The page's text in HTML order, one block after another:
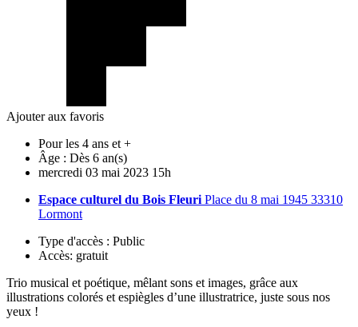
Ajouter aux favoris
Pour les 4 ans et +
Âge : Dès 6 an(s)
mercredi 03 mai 2023 15h
Espace culturel du Bois Fleuri Place du 8 mai 1945 33310
Lormont
Type d'accès : Public
Accès: gratuit
Trio musical et poétique, mêlant sons et images, grâce aux
illustrations colorés et espiègles d’une illustratrice, juste sous nos
yeux !